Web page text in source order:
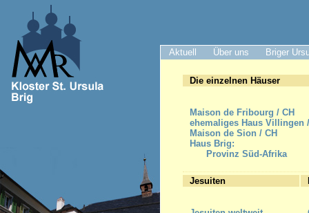
Aktuell Über uns Briger
Die einzelnen Häuser
Maison de Fribourg / CH
ehemaliges Haus Villingen
Maison de Sion / CH
Haus Brig:
Provinz Süd-Afrika
Jesuiten